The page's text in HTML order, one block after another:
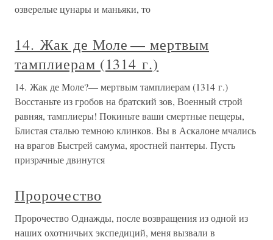
озвере­лые цунары и маньяки, то
14. Жак де Моле — мертвым
тамплиерам (1314 г.)
14. Жак де Моле?— мертвым тамплиерам (1314 г.)
Восстаньте из гробов на братский зов, Военный строй
равняя, тамплиеры! Покиньте ваши смертные пещеры,
Блистая сталью темною клинков. Вы в Аскалоне мчались
на врагов Быстрей самума, яростней пантеры. Пусть
призрачные двинутся
Пророчество
Пророчество Однажды, после возвращения из одной из
наших охотничьих экспедиций, меня вызвали в